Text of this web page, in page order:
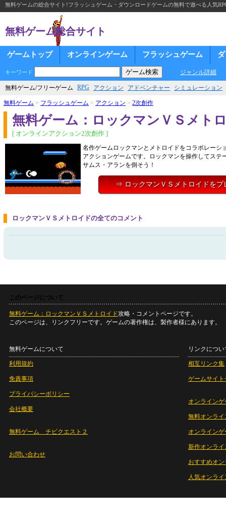
無料ゲームの総合サイト!フラッシュゲーム・ダウンロードゲームの無料で遊べる人気
無料ゲーム総合サイト
ゲームトップ オンラインゲーム フラッシュゲーム
キーワード ジャンル詳細
無料ゲーム/フリーゲーム RPG アクション アドベンチャー シミュレーション
無料ゲーム > フラッシュゲーム > アクション > 2次創作
無料ゲーム：ロックマンＶＳメト
[ オンラインアクション2次創作 ]
名作ゲームロックマンとメトロイドをコラボレーシ
アクションゲームです。ロックマンを操作してステ
サムス・アランを倒そう！
⇒ ロックマンＶＳメトロイドをプ
ロックマンＶＳメトロイドの全てのコメント
このページについて
無料ゲーム：ロックマンＶＳメトロイド攻略・コメントページです。
このページは、リンクフリーです。ゲームの著作権は、製作者様にあります。
無料ゲームについて
利用規約
免責事項
プライバシーポリシー
会社概要
無料ゲーム チビクエスト２
お問い合わせ
リンクについ
相互リンク集
ゲームサイト
オンラインゲ
無料オンライ
オンライン
新作オンライ
おすすめオ
人気オンラ